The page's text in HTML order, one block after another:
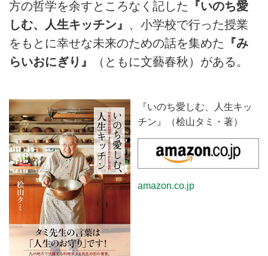
方の哲学を余すところなく記した 『いのち愛
しむ、人生キッチン』 、小学校で行った授業
をもとに幸せな未来のための話を集めた 『み
らいおにぎり』
（ともに文藝春秋）がある。
『いのち愛しむ、人生キッ
チン』（桧山タミ・著）
amazon.co.jp